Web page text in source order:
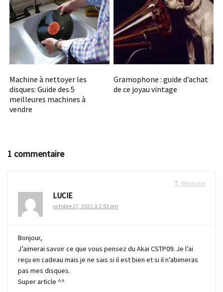
Machine à nettoyer les
disques: Guide des 5
meilleures machines à
vendre
Gramophone : guide d’achat
de ce joyau vintage
1 commentaire
Répondre
LUCIE
octobre 27, 2021 à 2:53 pm
Bonjour,
J’aimerai savoir ce que vous pensez du Akai CSTP09. Je l’ai
reçu en cadeau mais je ne sais si il est bien et si il n’abimeras
pas mes disques.
Super article ^^